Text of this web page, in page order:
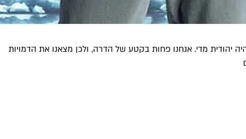
יהודית מדי. אנחנו פחות בקטע של הדרה, ולכן מצאנו את הדמויות